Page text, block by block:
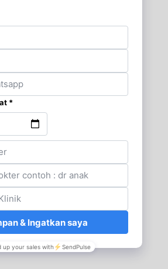
No.38, Sudimara Tim.,
Banten 15151
di peta